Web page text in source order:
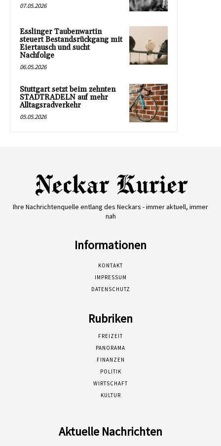
07.05.2026
Esslinger Taubenwartin
steuert Bestandsrückgang mit
Eiertausch und sucht
Nachfolge
06.05.2026
Stuttgart setzt beim zehnten
STADTRADELN auf mehr
Alltagsradverkehr
05.05.2026
Ihre Nachrichtenquelle entlang des Neckars - immer aktuell, immer
nah
Informationen
KONTAKT
IMPRESSUM
DATENSCHUTZ
Rubriken
FREIZEIT
PANORAMA
FINANZEN
POLITIK
WIRTSCHAFT
KULTUR
Aktuelle Nachrichten